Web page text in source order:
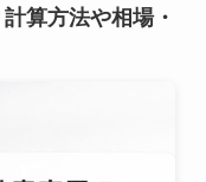
算方法や相場・